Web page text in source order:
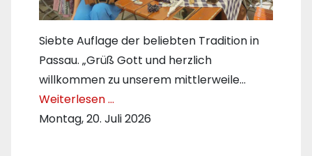
Siebte Auflage der beliebten Tradition in
Passau. „Grüß Gott und herzlich
willkommen zu unserem mittlerweile…
Weiterlesen …
Montag, 20. Juli 2026